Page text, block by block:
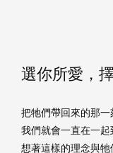
選你所愛，
把牠們帶回來的那一
我們就會一直在一起
想著這樣的理念與